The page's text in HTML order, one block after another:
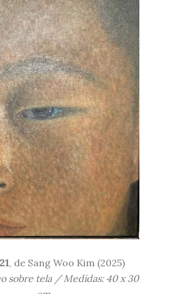
, de Sang Woo Kim (2025)
sobre tela / Medidas: 40 x 30